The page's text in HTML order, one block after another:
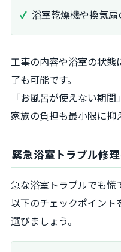
浴室乾燥機や換気
工事の内容や浴室の状
了も可能です。
「お風呂が使えない期
家族の負担も最小限に抑
緊急浴室トラブル修
急な浴室トラブルでも慌
以下のチェックポイント
選びましょう。